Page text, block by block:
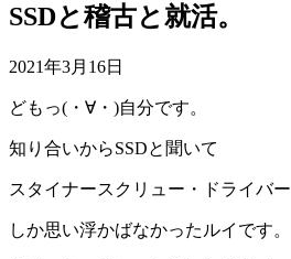
SSDと稽古と就活。
2021年3月16日
どもっ(・∀・)自分です。
知り合いからSSDと聞いて
スタイナースクリュー・ドライバー
しか思い浮かばなかったルイです。